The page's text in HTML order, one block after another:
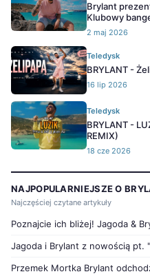
Brylant
Klubowy
2 maj 2026
Teledysk
BRYLANT -
16 lip 2026
Teledysk
BRYLANT -
REMIX)
18 cze 2026
NAJPOPULARNIEJSZE O
Najczęściej czytane artykuły
Poznajcie ich bliżej! Jagoda &
Jagoda i Brylant z nowością pt.
Przemek Mortka Brylant